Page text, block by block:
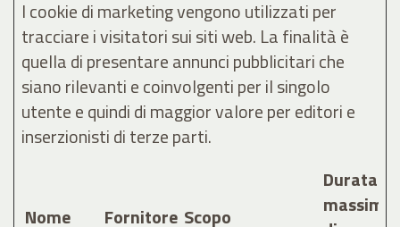
I cookie di marketing vengono utilizzati per
tracciare i visitatori sui siti web. La finalità è
quella di presentare annunci pubblicitari che
siano rilevanti e coinvolgenti per il singolo
utente e quindi di maggior valore per editori e
inserzionisti di terze parti.
Nome Fornitore Scopo
Durata
massima